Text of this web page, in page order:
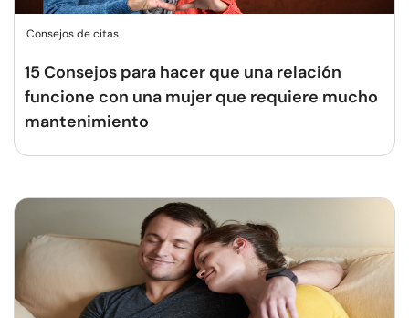
Consejos de citas
15 Consejos para hacer que una relación
funcione con una mujer que requiere mucho
mantenimiento